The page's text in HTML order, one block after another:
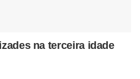
na terceira idade